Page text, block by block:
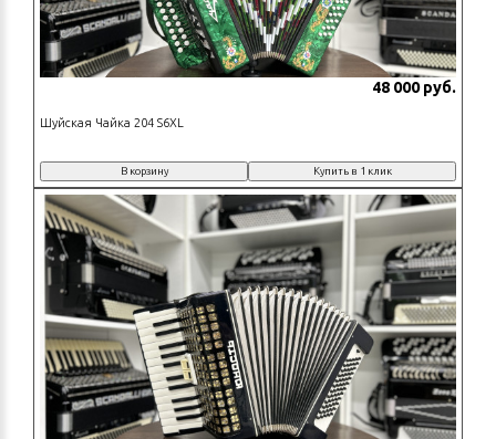
48 000 руб.
Шуйская Чайка 204 S6XL
В корзину Купить в 1 клик